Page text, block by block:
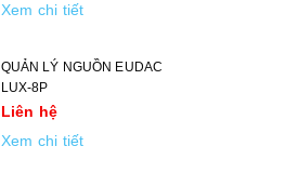
Xem chi tiết
QUẢN LÝ NGUỒN EUDAC
LUX-8P
Liên hệ
Xem chi tiết